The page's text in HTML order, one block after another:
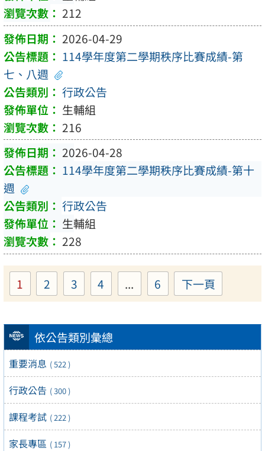
依公告類別彙總
重要消息 ( 522 )
行政公告 ( 300 )
課程考試 ( 222 )
家長專區 ( 157 )
212
2026-04-29
114學年度第二學期秩序比賽成績-第
七、八週
行政公告
生輔組
216
2026-04-28
114學年度第二學期秩序比賽成績-第十
週
行政公告
生輔組
228
Page
1 Page
2 Page
3 Page
4 ... Page
6 下一頁